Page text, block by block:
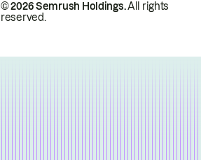
© 2026 Semrush Holdings.All rights
reserved.